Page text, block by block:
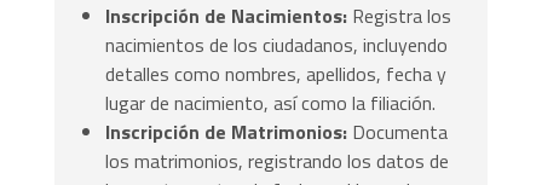
Inscripción de Nacimientos: Registra los
nacimientos de los ciudadanos, incluyendo
detalles como nombres, apellidos, fecha y
lugar de nacimiento, así como la filiación.
Inscripción de Matrimonios: Documenta
los matrimonios, registrando los datos de